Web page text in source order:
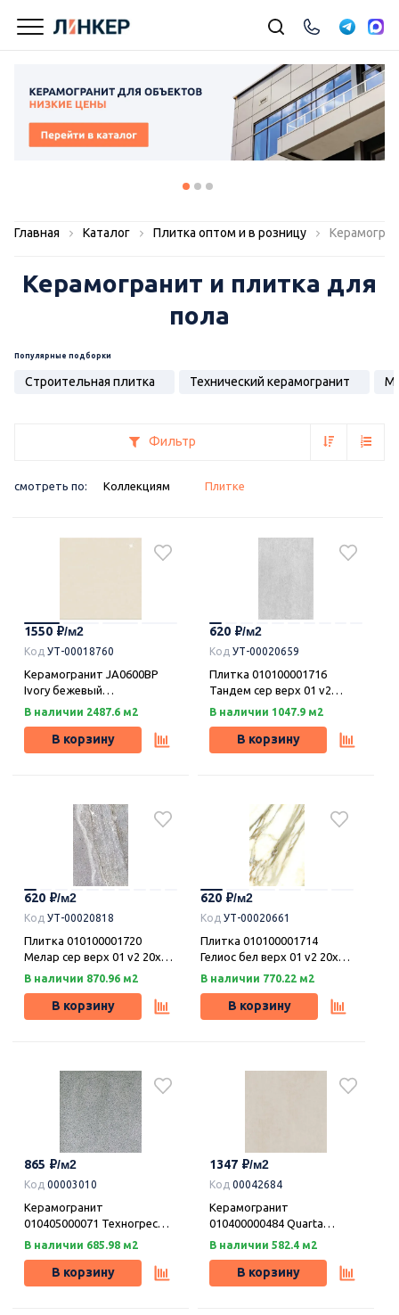
Главная Каталог Плитка оптом и в розницу
Керамогранит и плитка для
пола
Популярные подборки
Строительная плитка Технический керамогранит
Фильтр
смотреть по: Коллекциям Плитке
1550
Код УТ-00018760
Керамогранит JA0600BP
Ivory бежевый
полированный 60х60, Китай
В наличии 2487.6 м2
В корзину
620
Код УТ-00020659
Плитка 010100001716
Тандем сер верх 01 v2
20х30, Шахтинская плитка
В наличии 1047.9 м2
В корзину
620
Код УТ-00020818
Плитка 010100001720
Мелар сер верх 01 v2 20х30,
Шахтинская плитка
В наличии 870.96 м2
В корзину
620
Код УТ-00020661
Плитка 010100001714
Гелиос бел верх 01 v2 20х30,
Шахтинская плитка
В наличии 770.22 м2
В корзину
865
Код 00003010
Керамогранит
010405000071 Техногрес
сер 01 матовая 30х30,
В наличии 685.98 м2
В корзину
1347
Код 00042684
Керамогранит
010400000484 Quarta
(Куарта) beige PG 01
Ceramica
В наличии 582.4 м2
В корзину